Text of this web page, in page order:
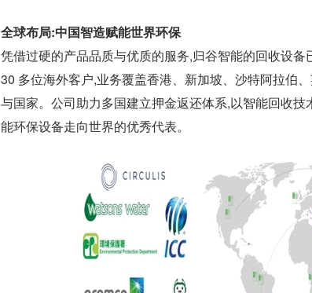
全球布局:中国智造赋能世界环保
凭借过硬的产品品质与优质的服务,归谷智能的回收设
30 多位海外客户,业务覆盖香港、新加坡、沙特阿拉伯
与国家。公司助力多国建立押金返还体系,以智能回收
能环保设备走向世界的优秀代表。